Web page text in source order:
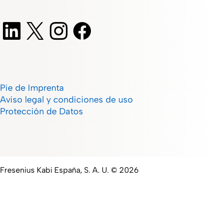
Pie de Imprenta
Aviso legal y condiciones de uso
Protección de Datos
Fresenius Kabi España, S. A. U. © 2026